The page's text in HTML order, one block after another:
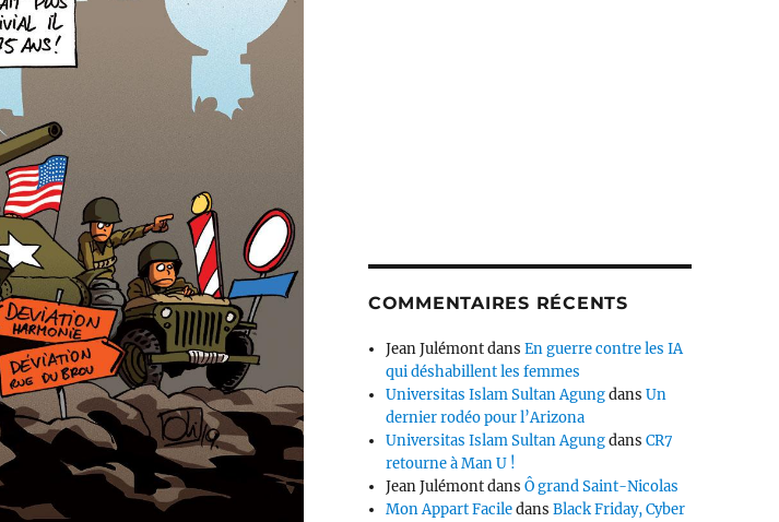
COMMENTAIRES RÉCENTS
Jean JulémontdansEn guerre contre les IA
qui déshabillent les femmes
Universitas Islam Sultan AgungdansUn
dernier rodéo pour l’Arizona
Universitas Islam Sultan AgungdansCR7
retourne à Man U !
Jean JulémontdansÔ grand Saint-Nicolas
Mon Appart FaciledansBlack Friday, Cyber